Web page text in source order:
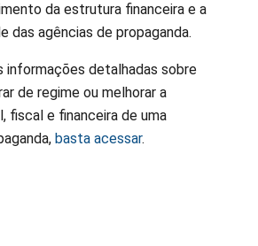
da estrutura financeira e a
das agências de propaganda.
informações detalhadas sobre
de regime ou melhorar a
fiscal e financeira de uma
basta acessar.